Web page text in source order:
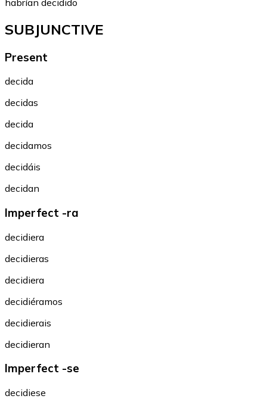
SUBJUNCTIVE
Present
decida
decidas
decida
decidamos
decidáis
decidan
Imperfect -ra
decidiera
decidieras
decidiera
decidiéramos
decidierais
decidieran
Imperfect -se
decidiese